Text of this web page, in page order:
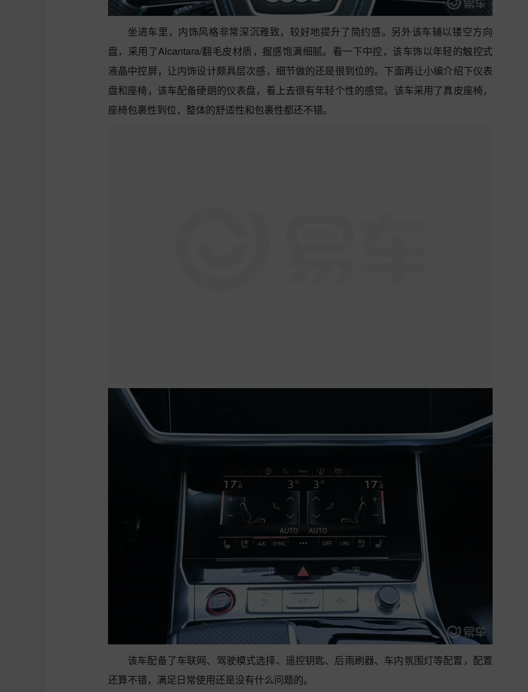
坐进车里，内饰风格非常深沉雅致，较好地提升了简约感。另外该车辅以镂空方向
盘，采用了Alcantara/翻毛皮材质，握感饱满细腻。看一下中控，该车饰以年轻的触控式
液晶中控屏，让内饰设计颇具层次感，细节做的还是很到位的。下面再让小编介绍下仪表
盘和座椅，该车配备硬朗的仪表盘，看上去很有年轻个性的感觉。该车采用了真皮座椅，
座椅包裹性到位，整体的舒适性和包裹性都还不错。
该车配备了车联网、驾驶模式选择、遥控钥匙、后雨刷器、车内氛围灯等配置，配置
还算不错，满足日常使用还是没有什么问题的。